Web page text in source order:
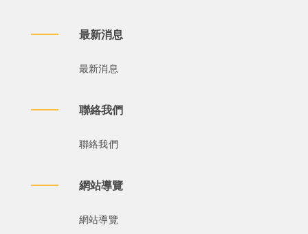
最新消息
最新消息
聯絡我們
聯絡我們
網站導覽
網站導覽